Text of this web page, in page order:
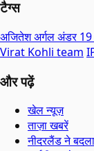
टैग्स
अजितेश अर्गल अंडर 19
Virat Kohli team
और पढ़ें
खेल न्यूज़
ताज़ा खबरें
नीदरलैंड ने